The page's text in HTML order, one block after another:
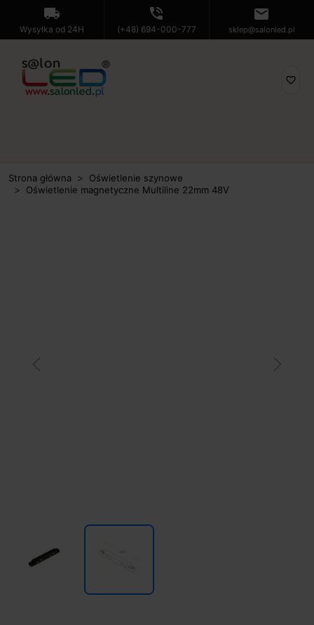
local_shipping
Wysyłka od 24H
phone_in_talk
(+48) 694-000-777
mail
sklep@salonled.pl
favorite_border
Strona główna
Oświetlenie szynowe
Oświetlenie magnetyczne Multiline 22mm 48V